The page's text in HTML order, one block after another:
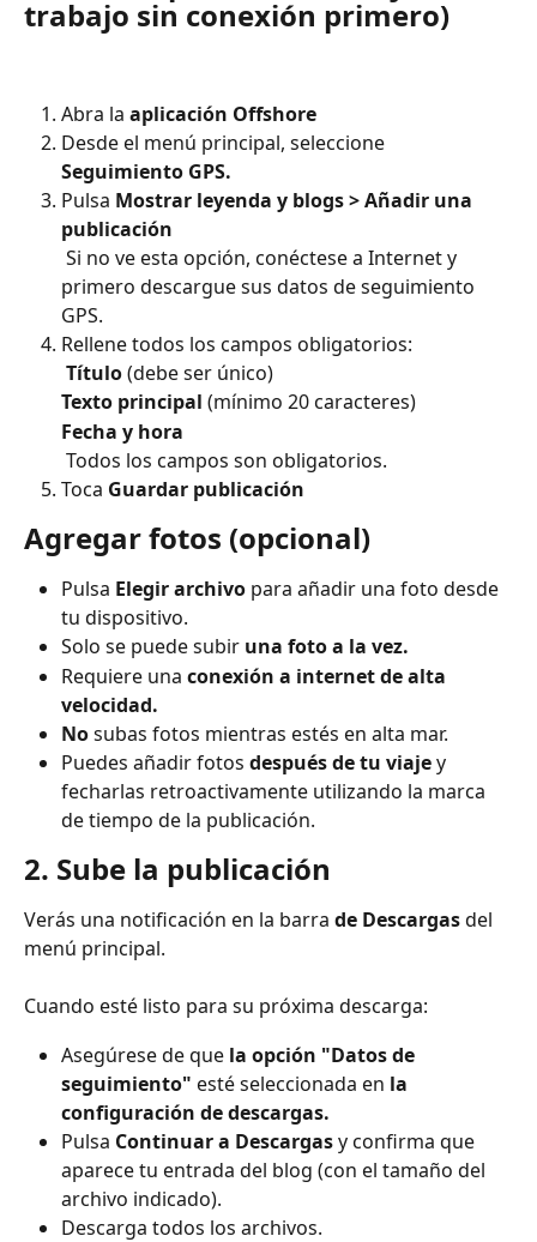
trabajo sin conexión primero)
Abra la aplicación Offshore
Desde el menú principal, seleccione
Seguimiento GPS.
Pulsa Mostrar leyenda y blogs >Añadir una
publicación
primero descargue sus datos de seguimiento
GPS.
Rellene todos los campos obligatorios:
Título (debe ser único)
Texto principal (mínimo 20 caracteres)
Fecha y hora
Todos los campos son obligatorios.
Toca Guardar publicación
Agregar fotos (opcional)
Pulsa Elegir archivo para añadir una foto desde
tu dispositivo.
Solo se puede subir una foto a la vez.
Requiere una conexión a internet de alta
velocidad.
No subas fotos mientras estés en alta mar.
Puedes añadir fotos después de tu viaje y
fecharlas retroactivamente utilizando la marca
de tiempo de la publicación.
2. Sube la publicación
Verás una notificación en la barra de Descargas del
menú principal.
Cuando esté listo para su próxima descarga:
Asegúrese de que la opción "Datos de
seguimiento" esté seleccionada en la
configuración de descargas.
Pulsa Continuar a Descargas y confirma que
aparece tu entrada del blog (con el tamaño del
archivo indicado).
Descarga todos los archivos.